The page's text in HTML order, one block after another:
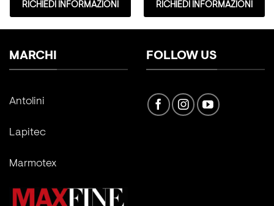
RICHIEDI INFORMAZIONI RICHIEDI INFORMAZIONI
MARCHI
Antolini
Lapitec
Marmotex
FOLLOW US